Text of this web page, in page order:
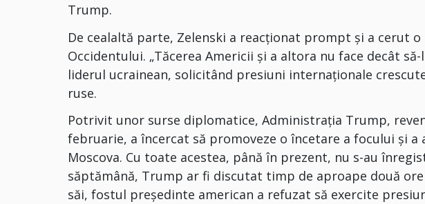
Trump.
De cealaltă parte, Zelenski a reacționat prompt și a cerut
Occidentului. „Tăcerea Americii și a altora nu face decât
liderul ucrainean, solicitând presiuni internaționale
ruse.
Potrivit unor surse diplomatice, Administrația Trump,
februarie, a încercat să promoveze o încetare a focului și
Moscova. Cu toate acestea, până în prezent, nu s-au
săptămână, Trump ar fi discutat timp de aproape două
săi, fostul președinte american a refuzat să exercite